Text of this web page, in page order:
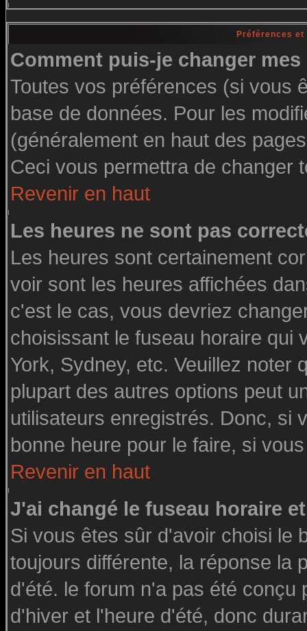
Préférences
Comment puis-je changer
Toutes vos préférences (si vous
base de données. Pour les
(généralement en haut des
Ceci vous permettra de changer
Revenir en haut
Les heures ne sont pas
Les heures sont certainement
voir sont les heures affichées
c'est le cas, vous devriez
choisissant le fuseau horaire qui
York, Sydney, etc. Veuillez noter
plupart des autres options peut
utilisateurs enregistrés. Donc, si
bonne heure pour le faire, si
Revenir en haut
J'ai changé le fuseau horaire
Si vous êtes sûr d'avoir choisi le
toujours différente, la réponse la
d'été. le forum n'a pas été conçu
d'hiver et l'heure d'été, donc